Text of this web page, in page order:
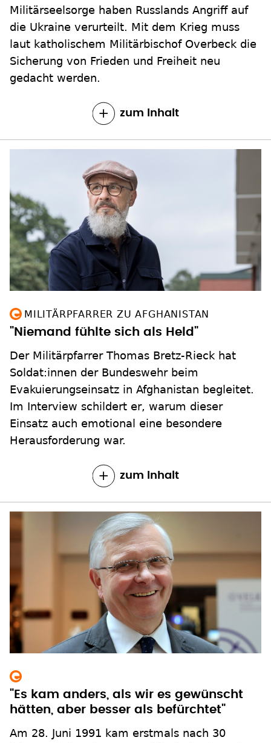
Militärseelsorge haben Russlands Angriff auf
die Ukraine verurteilt. Mit dem Krieg muss
laut katholischem Militärbischof Overbeck die
Sicherung von Frieden und Freiheit neu
gedacht werden.
zum Inhalt
MILITÄRPFARRER ZU AFGHANISTAN
"Niemand fühlte sich als Held"
Der Militärpfarrer Thomas Bretz-Rieck hat
Soldat:innen der Bundeswehr beim
Evakuierungseinsatz in Afghanistan begleitet.
Im Interview schildert er, warum dieser
Einsatz auch emotional eine besondere
Herausforderung war.
zum Inhalt
"Es kam anders, als wir es gewünscht
hätten, aber besser als befürchtet"
Am 28. Juni 1991 kam erstmals nach 30